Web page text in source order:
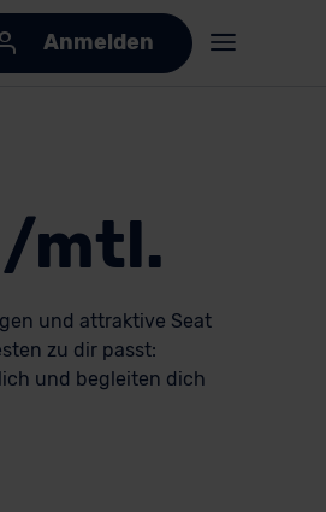
Anmelden
mtl.
und attraktive Seat
zu dir passt:
und begleiten dich